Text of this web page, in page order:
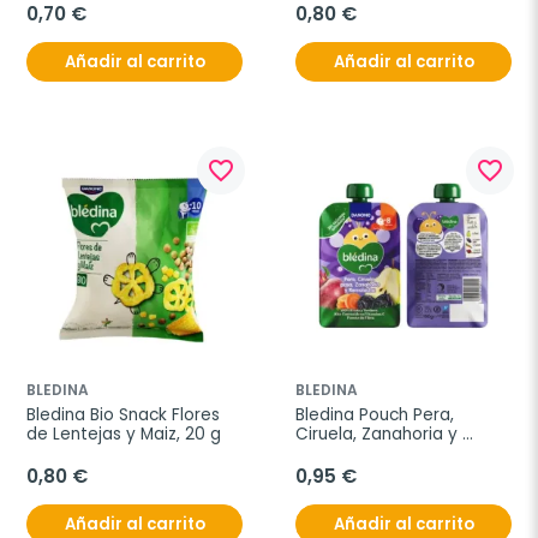
0,70 €
Añadir al carrito
0,80 €
Añadir al carrito
favorite_border
BLEDINA
Bledina Bio Snack Flores
de Lentejas y Maiz, 20 g
0,80 €
Añadir al carrito
favorite_border
BLEDINA
Bledina Pouch Pera,
Ciruela, Zanahoria y
0,95 €
Añadir al carrito